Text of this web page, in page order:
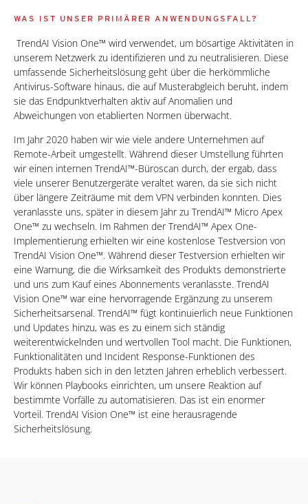
WAS IST UNSER PRIMÄRER ANWENDUNGSFALL?
TrendAI Vision One™ wird verwendet, um bösartige Aktivitäten in
unserem Netzwerk zu identifizieren und zu neutralisieren. Diese
umfassende Sicherheitslösung geht über die herkömmliche
Antivirus-Software hinaus, die auf Musterabgleich beruht, indem
sie das Endpunktverhalten aktiv auf Anomalien und
Abweichungen von etablierten Normen überwacht.
Im Jahr 2020 haben wir wie viele andere Unternehmen auf
Remote-Arbeit umgestellt. Während dieser Umstellung führten
wir einen internen TrendAI™-Büroscan durch, der ergab, dass
viele unserer Benutzergeräte veraltet waren, da sie sich nicht
über längere Zeiträume mit dem VPN verbinden konnten. Dies
veranlasste uns, später in diesem Jahr zu TrendAI™ Micro Apex
One™ zu wechseln. Im Rahmen der TrendAI™ Apex One-
Implementierung erhielten wir eine kostenlose Testversion von
TrendAI Vision One™. Während dieser Testversion erhielten wir
eine Warnung, die die Wirksamkeit des Produkts demonstrierte
und uns zum Kauf eines Abonnements veranlasste. TrendAI
Vision One™ war eine hervorragende Ergänzung zu unserem
Sicherheitsarsenal. TrendAI™ fügt kontinuierlich neue Funktionen
und Updates hinzu, was es zu einem sich ständig
weiterentwickelnden und wertvollen Tool macht. Die Funktionen,
Funktionalitäten und Incident Response-Funktionen des
Produkts haben sich in den letzten Jahren erheblich verbessert.
Wir können Playbooks einrichten, um unsere Reaktion auf
bestimmte Vorfälle zu automatisieren. Das ist ein enormer
Vorteil. TrendAI Vision One™ ist eine herausragende
Sicherheitslösung.